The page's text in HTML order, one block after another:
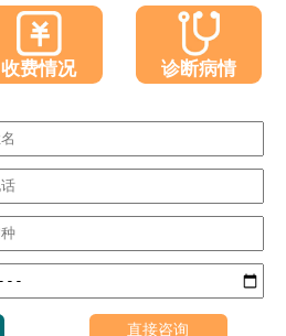
收费情况 诊断病情